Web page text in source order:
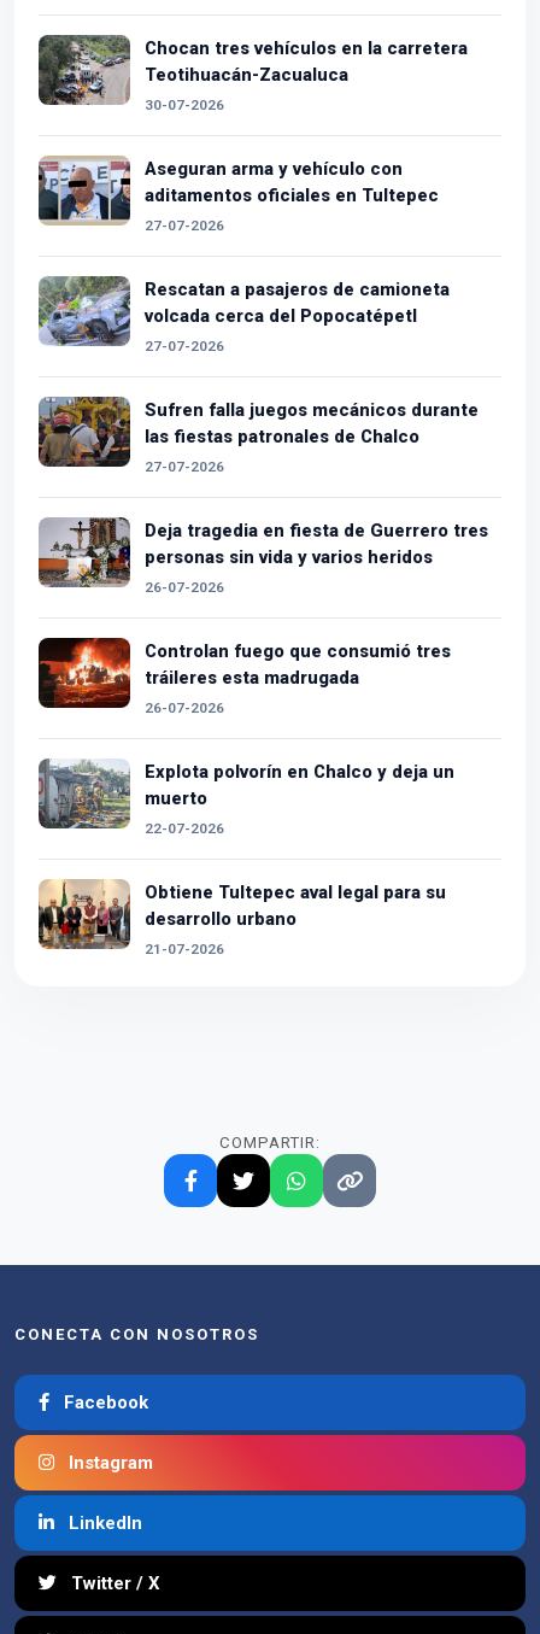
Chocan tres vehículos en la carretera
Teotihuacán-Zacualuca
30-07-2026
Aseguran arma y vehículo con
aditamentos oficiales en Tultepec
27-07-2026
Rescatan a pasajeros de camioneta
volcada cerca del Popocatépetl
27-07-2026
Sufren falla juegos mecánicos durante
las fiestas patronales de Chalco
27-07-2026
Deja tragedia en fiesta de Guerrero tres
personas sin vida y varios heridos
26-07-2026
Controlan fuego que consumió tres
tráileres esta madrugada
26-07-2026
Explota polvorín en Chalco y deja un
muerto
22-07-2026
Obtiene Tultepec aval legal para su
desarrollo urbano
21-07-2026
COMPARTIR:
CONECTA CON NOSOTROS
Facebook
Instagram
LinkedIn
Twitter / X